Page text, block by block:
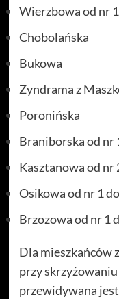
Wierzbowa od nr
Chobolańska
Bukowa
Zyndrama z
Poronińska
Braniborska od nr
Kasztanowa od nr
Osikowa od nr 1
Brzozowa od nr 1
Dla mieszkańców
przy
przewidywana